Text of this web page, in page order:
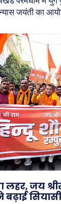
जयंती का
लहर, जय
बढ़ाई